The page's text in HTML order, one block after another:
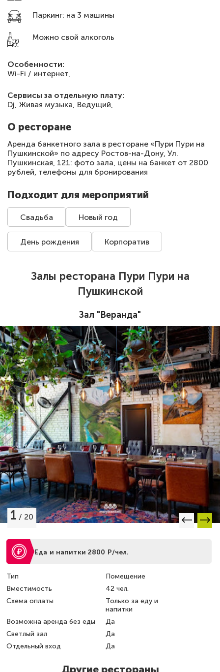
Паркинг: на 3 машины
Можно свой алкоголь
Особенности:
Wi-Fi / интернет,
Сервисы за отдельную плату:
Dj, Живая музыка, Ведущий,
О ресторане
Аренда банкетного зала в ресторане «Пури Пури на
Пушкинской» по адресу Ростов-на-Дону, Ул.
Пушкинская, 121: фото зала, цены на банкет от 2800
рублей, телефоны для бронирования
Подходит для мероприятий
Свадьба Новый год
День рождения Корпоратив
Залы ресторана Пури Пури на
Пушкинской
Зал "Веранда"
1 / 20
Еда и напитки 2800 Р/чел.
Тип
Помещение
Вместимость
42 чел.
Схема оплаты
Только за еду и
напитки
Возможна аренда без еды
Да
Светлый зал
Да
Отдельный вход
Да
Другие рестораны